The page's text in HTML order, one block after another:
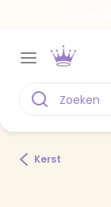
Kerst